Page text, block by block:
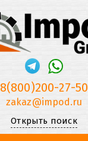
8(800)200-27-50
zakaz@impod.ru
Открыть поиск